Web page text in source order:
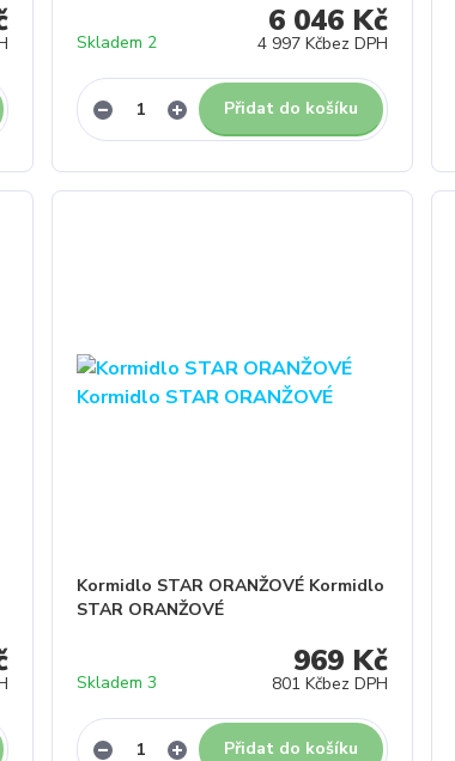
6 046 Kč
4 997 Kčbez DPH
Skladem 2
Přidat do košíku
Kormidlo STAR ORANŽOVÉ Kormidlo
STAR ORANŽOVÉ
969 Kč
801 Kčbez DPH
Skladem 3
Přidat do košíku